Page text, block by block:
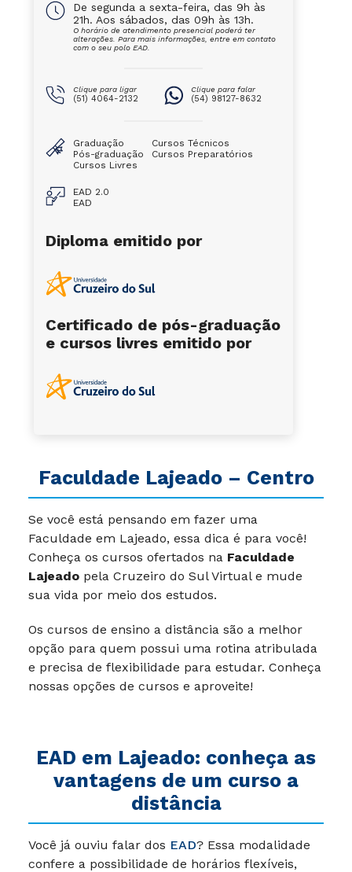
Faculdade Lajeado – Centro
Se você está pensando em fazer uma
Faculdade em Lajeado, essa dica é para você!
Conheça os cursos ofertados na Faculdade
Lajeado pela Cruzeiro do Sul Virtual e mude
sua vida por meio dos estudos.
Os cursos de ensino a distância são a melhor
opção para quem possui uma rotina atribulada
e precisa de flexibilidade para estudar. Conheça
nossas opções de cursos e aproveite!
EAD em Lajeado: conheça as
vantagens de um curso a
distância
Você já ouviu falar dos EAD? Essa modalidade
confere a possibilidade de horários flexíveis,
De segunda a sexta-feira, das 9h às
21h. Aos sábados, das 09h às 13h.
O horário de atendimento presencial poderá ter
alterações. Para mais informações, entre em contato
com o seu polo EAD.
Clique para ligar
(51) 4064-2132
Clique para falar
(54) 98127-8632
Graduação
Pós-graduação
Cursos Livres
Cursos Técnicos
Cursos Preparatórios
EAD 2.0
EAD
Diploma emitido por
Certificado de pós-graduação
e cursos livres emitido por